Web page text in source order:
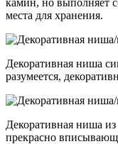
камин, но выполняет
места для хранения.
Декоративная ниша
разумеется,
Декоративная ниша
прекрасно